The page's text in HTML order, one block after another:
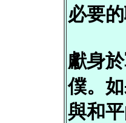
必要的
獻身
僕。
與和平